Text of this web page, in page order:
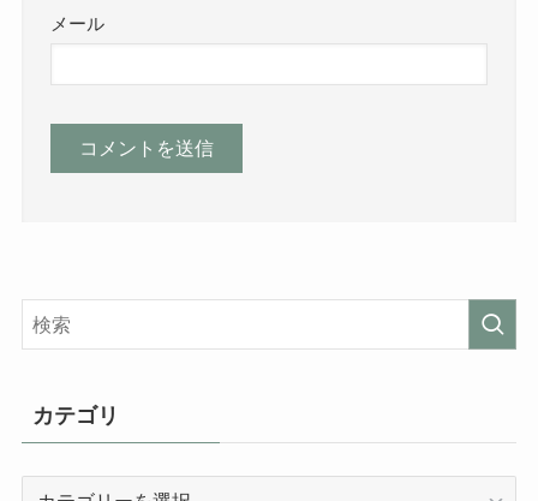
メール
カテゴリ